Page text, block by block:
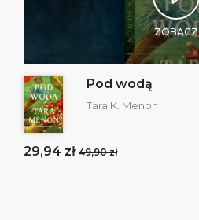
ZOBACZ
Pod wodą
Tara K. Menon
29,94 zł 49,90 zł